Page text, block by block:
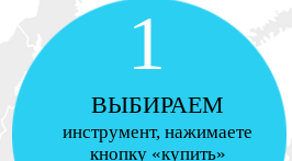
1
ВЫБИРАЕМ
инструмент, нажимаете
кнопку «купить»